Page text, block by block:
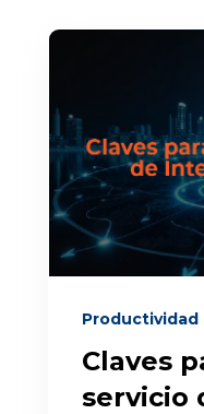
Productividad
Claves
servicio